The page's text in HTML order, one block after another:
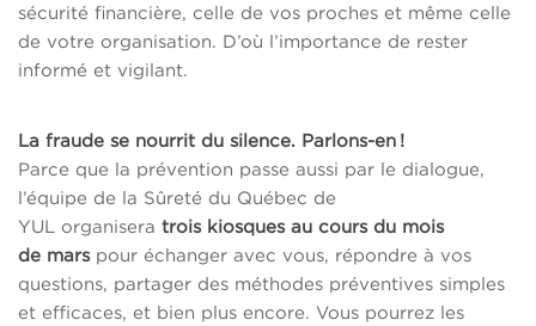
sécurité financière, celle de vos proches et même celle
de votre organisation. D’où l’importance de rester
informé et vigilant.
La fraude se nourrit du silence. Parlons-en !
Parce que la prévention passe aussi par le dialogue,
l’équipe de la Sûreté du Québec de
YUL organisera trois kiosques au cours du mois
de mars pour échanger avec vous, répondre à vos
questions, partager des méthodes préventives simples
et efficaces, et bien plus encore. Vous pourrez les